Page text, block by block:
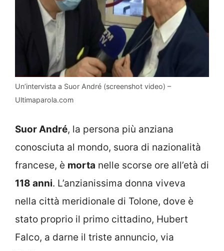
Un’intervista a Suor André (screenshot video) –
Ultimaparola.com
Suor André, la persona più anziana
conosciuta al mondo, suora di nazionalità
francese, è morta nelle scorse ore all’età di
118 anni. L’anzianissima donna viveva
nella città meridionale di Tolone, dove è
stato proprio il primo cittadino, Hubert
Falco, a darne il triste annuncio, via